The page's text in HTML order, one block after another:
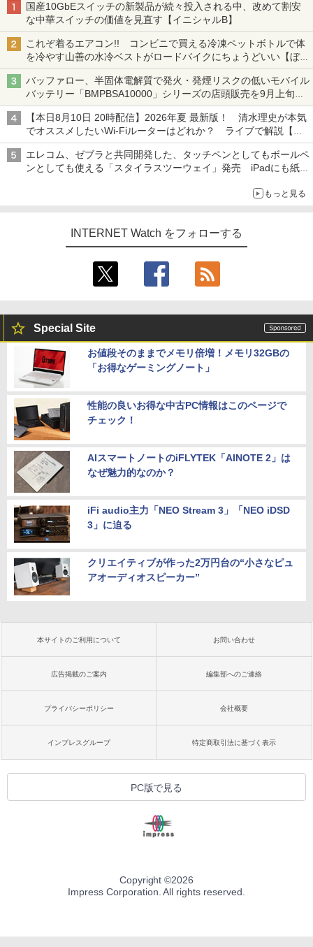
国産10GbEスイッチの新製品が続々投入される中、改めて割安
な中華スイッチの価値を見直す【イニシャルB】
これぞ着るエアコン!! コンビニで買える冷凍ペットボトルで体
を冷やす山善の水冷ベストがロードバイクにちょうどいい【ぼっ
ち・ざ・ろーど！その14】【空いた時間でなにしてる？】
バッファロー、半固体電解質で発火・発煙リスクの低いモバイル
バッテリー「BMPBSA10000」シリーズの店頭販売を9月上旬に
開始
【本日8月10日 20時配信】2026年夏 最新版！ 清水理史が本気
でオススメしたいWi-Fiルーターはどれか？ ライブで解説【清
水理史の「イニシャルB」チャンネル】
エレコム、ゼブラと共同開発した、タッチペンとしてもボールペ
ンとしても使える「スタイラスツーウェイ」発売 iPadにも紙に
もっと見る
INTERNET Watch をフォローする
Special Site
お値段そのままでメモリ倍増！メモリ32GBの
「お得なゲーミングノート」
性能の良いお得な中古PC情報はこのページで
チェック！
AIスマートノートのiFLYTEK「AINOTE 2」は
なぜ魅力的なのか？
iFi audio主力「NEO Stream 3」「NEO iDSD
3」に迫る
クリエイティブが作った2万円台の“小さなピュ
アオーディオスピーカー”
本サイトのご利用について お問い合わせ
広告掲載のご案内 編集部へのご連絡
プライバシーポリシー 会社概要
インプレスグループ 特定商取引法に基づく表示
PC版で見る
Copyright ©2026
Impress Corporation. All rights reserved.